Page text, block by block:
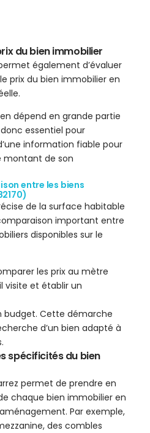
du bien immobilier
également d’évaluer
prix du bien immobilier en
dépend en grande partie
essentiel pour
information fiable pour
de son
entre les biens
de la surface habitable
important entre
disponibles sur le
les prix au mètre
visite et établir un
budget. Cette démarche
d’un bien adapté à
spécificités du bien
permet de prendre en
chaque bien immobilier en
Par exemple,
des combles